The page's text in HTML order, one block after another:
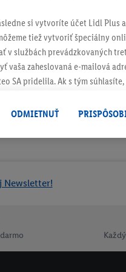
Newsletter!
si vytvoríte účet Lidl Plus
tiež vytvoriť špeciálny
v službách prevádzkovaných
vaša zaheslovaná e-mailová
pridelila. Ak s tým súhlasíte,
aj na rôznych zariadeniach a
alebo používanie viacerých
identifikátorov/
potrebných technológií.
do budúcnosti
ODMIETNUŤ